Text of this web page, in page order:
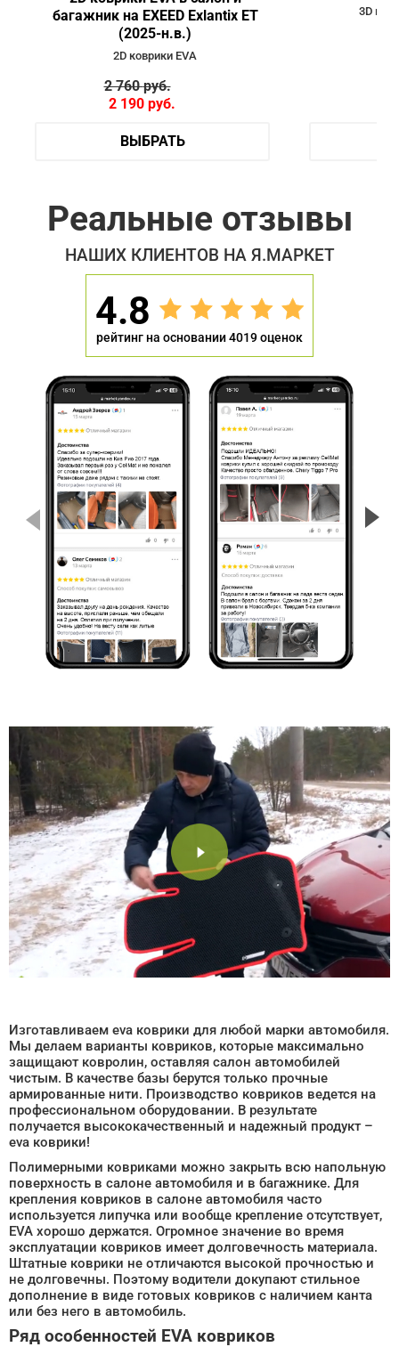
багажник на EXEED Exlantix ET
(2025-н.в.)
2D коврики EVA
2 760руб.
2 190 руб.
ВЫБРАТЬ
3D
Реальные отзывы
НАШИХ КЛИЕНТОВ НА Я.МАРКЕТ
4.8
рейтинг на основании 4019 оценок
Изготавливаем eva коврики для любой марки автомобиля.
Мы делаем варианты ковриков, которые максимально
защищают ковролин, оставляя салон автомобилей
чистым. В качестве базы берутся только прочные
армированные нити. Производство ковриков ведется на
профессиональном оборудовании. В результате
получается высококачественный и надежный продукт –
eva коврики!
Полимерными ковриками можно закрыть всю напольную
поверхность в салоне автомобиля и в багажнике. Для
крепления ковриков в салоне автомобиля часто
используется липучка или вообще крепление отсутствует,
EVA хорошо держатся. Огромное значение во время
эксплуатации ковриков имеет долговечность материала.
Штатные коврики не отличаются высокой прочностью и
не долговечны. Поэтому водители докупают стильное
дополнение в виде готовых ковриков с наличием канта
или без него в автомобиль.
Ряд особенностей EVA ковриков